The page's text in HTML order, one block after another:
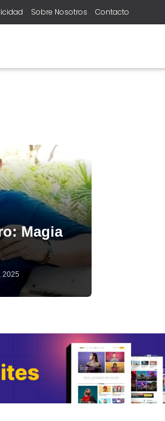
Sobre Nosotros Contacto
Magia
2025